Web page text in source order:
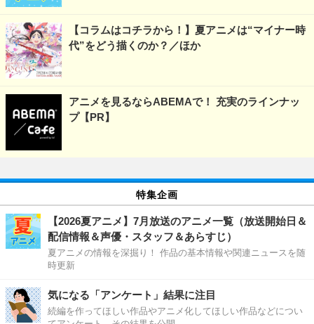
【コラムはコチラから！】夏アニメは“マイナー時
代”をどう描くのか？／ほか
アニメを見るならABEMAで！ 充実のラインナッ
プ【PR】
特集企画
【2026夏アニメ】7月放送のアニメ一覧（放送開始日＆
配信情報＆声優・スタッフ＆あらすじ）
夏アニメの情報を深掘り！ 作品の基本情報や関連ニュースを随
時更新
気になる「アンケート」結果に注目
続編を作ってほしい作品やアニメ化してほしい作品などについ